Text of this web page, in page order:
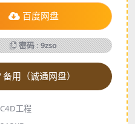
百度网盘
密码 : 9zso
备用（诚通网盘）
C4D工程